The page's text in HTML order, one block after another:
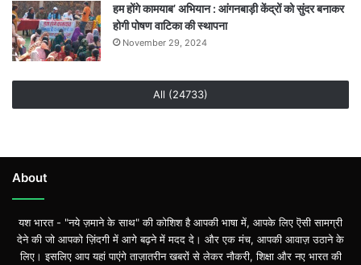
हम होंगे कामयाब’ अभियान : आंगनबाड़ी केंद्रों को सुंदर बनाकर
होगी पोषण वाटिका की स्थापना
November 29, 2024
All (24733)
About
यश भारत - "नये ज़माने के साथ" की कोशिश है आपकी भाषा में, आपके लिए ऎसी सामग्री
देने की जो आपको ज़िंदगी में आगे बढ़ने में मदद दे। और एक मंच, आपकी आवाज़ उठाने के
लिए। इसलिए आप यहां पाएंगे ताज़ातरीन खबरों से लेकर नौकरी, शिक्षा और नए भारत की